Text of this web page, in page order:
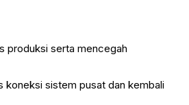
produksi serta mencegah
koneksi sistem pusat dan kembali